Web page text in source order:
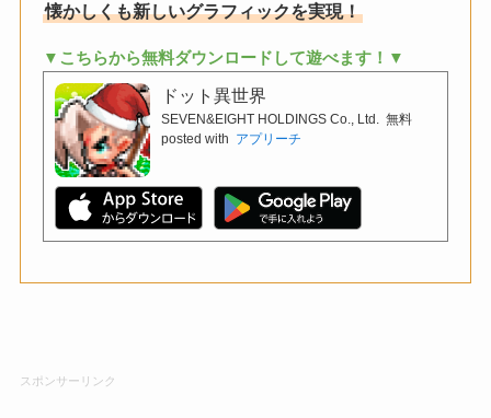
懐かしくも新しいグラフィックを実現！
▼こちらから無料ダウンロードして遊べます！▼
ドット異世界
SEVEN&EIGHT HOLDINGS Co., Ltd.
無料
posted with アプリーチ
スポンサーリンク